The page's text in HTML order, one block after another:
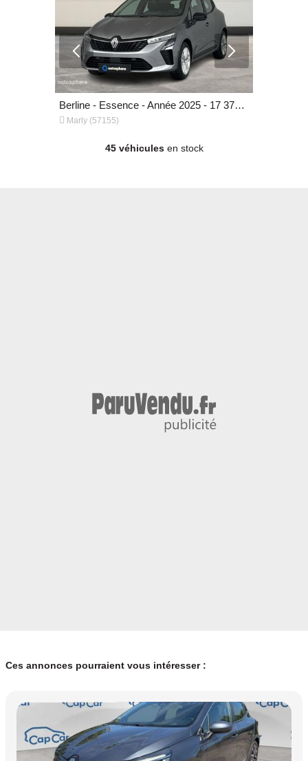
Berline - Essence - Année 2025 - 17 378 km, 16 499 €
 Marly (57155)
45 véhiculesen stock
Ces annonces pourraient vous intéresser :